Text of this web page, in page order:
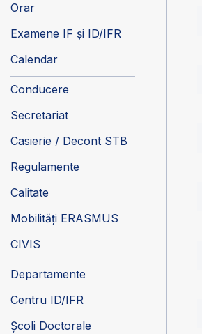
Orar
Examene IF și ID/IFR
Calendar
Conducere
Secretariat
Casierie / Decont STB
Regulamente
Calitate
Mobilități ERASMUS
CIVIS
Departamente
Centru ID/IFR
Școli Doctorale